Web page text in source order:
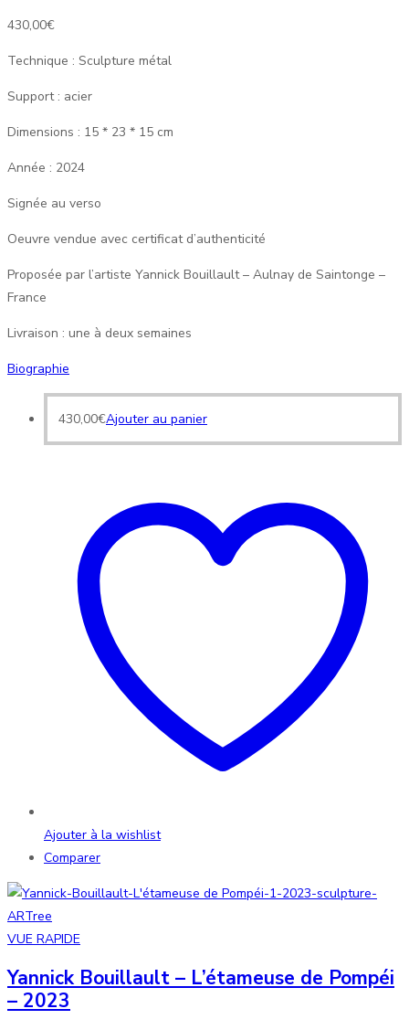
430,00€
Technique : Sculpture métal
Support : acier
Dimensions : 15 * 23 * 15 cm
Année : 2024
Signée au verso
Oeuvre vendue avec certificat d’authenticité
Proposée par l’artiste Yannick Bouillault – Aulnay de Saintonge –
France
Livraison : une à deux semaines
Biographie
430,00€Ajouter au panier
Ajouter à la wishlist
Comparer
VUE RAPIDE
Yannick Bouillault – L’étameuse de Pompéi
– 2023